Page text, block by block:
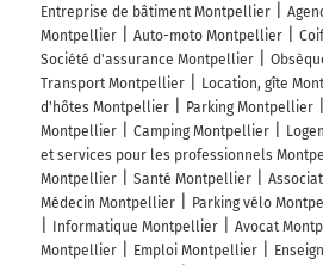
Entreprise de bâtiment Montpellier
Montpellier
Auto-moto Montpellier
Société d'assurance Montpellier
Transport Montpellier
Location, gîte
d'hôtes Montpellier
Parking Montpellier
Montpellier
Camping Montpellier
et services pour les professionnels
Montpellier
Santé Montpellier
Médecin Montpellier
Parking vélo
Informatique Montpellier
Avocat
Montpellier
Emploi Montpellier